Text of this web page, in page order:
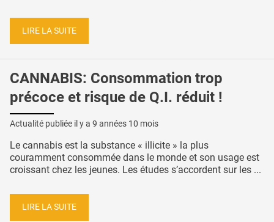
LIRE LA SUITE
CANNABIS: Consommation trop
précoce et risque de Q.I. réduit !
Actualité publiée il y a 9 années 10 mois
Le cannabis est la substance « illicite » la plus
couramment consommée dans le monde et son usage est
croissant chez les jeunes. Les études s’accordent sur les ...
LIRE LA SUITE